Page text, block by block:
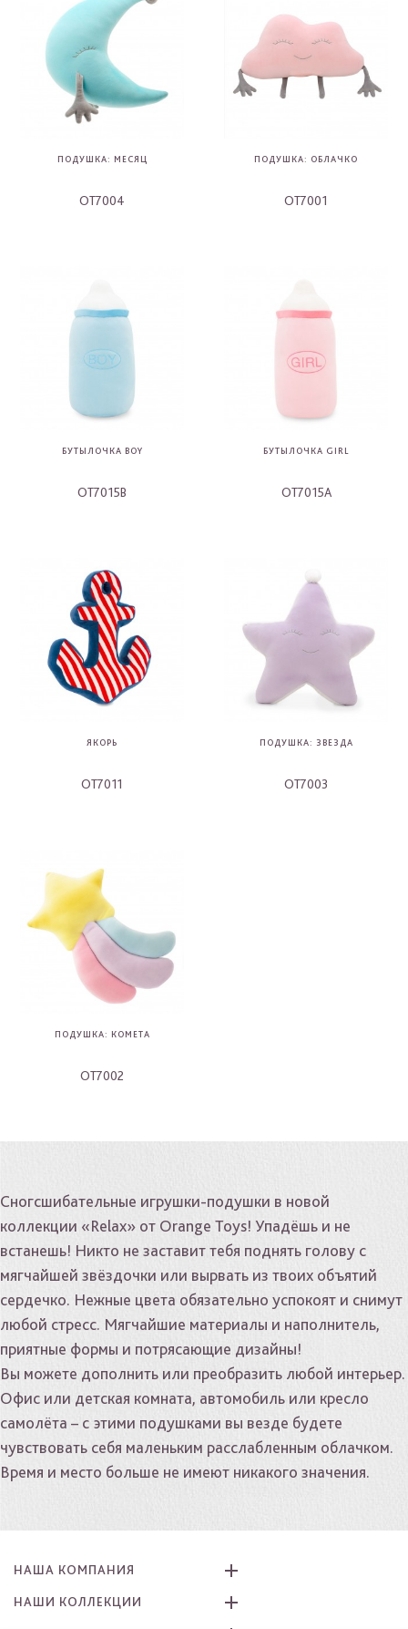
ПОДУШКА: МЕСЯЦ
OT7004
ПОДУШКА: ОБЛАЧКО
OT7001
БУТЫЛОЧКА BOY
OT7015B
БУТЫЛОЧКА GIRL
OT7015A
ЯКОРЬ
OT7011
ПОДУШКА: ЗВЕЗДА
OT7003
ПОДУШКА: КОМЕТА
OT7002
Сногсшибательные игрушки-подушки в новой
коллекции «Relax» от Orange Toys! Упадёшь и не
встанешь! Никто не заставит тебя поднять голову с
мягчайшей звёздочки или вырвать из твоих объятий
сердечко. Нежные цвета обязательно успокоят и снимут
любой стресс. Мягчайшие материалы и наполнитель,
приятные формы и потрясающие дизайны!
Вы можете дополнить или преобразить любой интерьер.
Офис или детская комната, автомобиль или кресло
самолёта – с этими подушками вы везде будете
чувствовать себя маленьким расслабленным облачком.
Время и место больше не имеют никакого значения.
НАША КОМПАНИЯ
НАШИ КОЛЛЕКЦИИ